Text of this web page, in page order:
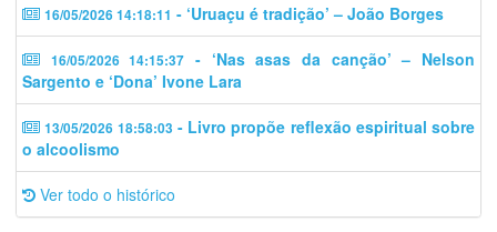
16/05/2026 14:18:11 - ‘Uruaçu é tradição’ – João Borges
16/05/2026 14:15:37 - ‘Nas asas da canção’ – Nelson
Sargento e ‘Dona’ Ivone Lara
13/05/2026 18:58:03 - Livro propõe reflexão espiritual sobre
o alcoolismo
Ver todo o histórico